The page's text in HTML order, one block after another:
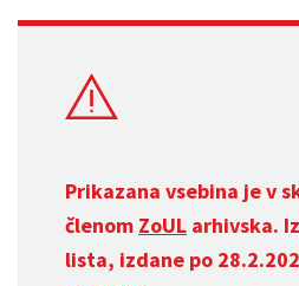
Prikazana vsebina je v
členom ZoUL arhivska.
lista, izdane po